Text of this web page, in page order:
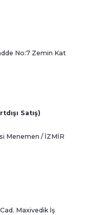
No:7 Zemin Kat
Satış)
Menemen / İZMİR
Maxivedik İş